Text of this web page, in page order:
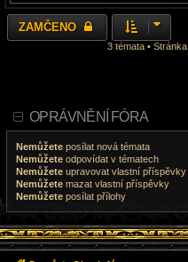
ZAMČENO
3 témata • Stránka
OPRÁVNĚNÍ FÓRA
Nemůžete posílat nová témata
Nemůžete odpovídat v tématech
Nemůžete upravovat vlastní příspěvky
Nemůžete mazat vlastní příspěvky
Nemůžete posílat přílohy